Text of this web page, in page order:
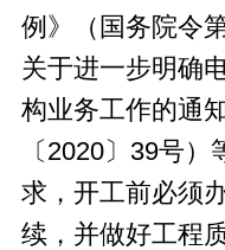
例》（国务院令
关于进一步明确
构业务工作的通
〔2020〕39号
求，开工前必须
续，并做好工程